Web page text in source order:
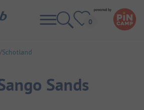
Schotland
Sands